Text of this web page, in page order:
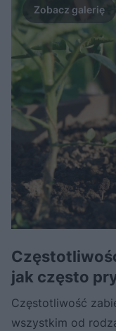
jak często
Częstotliwość
wszystkim od